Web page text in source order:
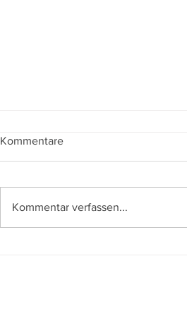
Kommentare
Kommentar verfassen...